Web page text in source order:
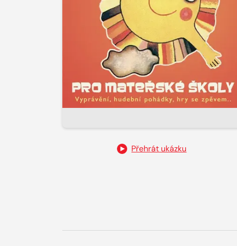
Přehrát ukázku